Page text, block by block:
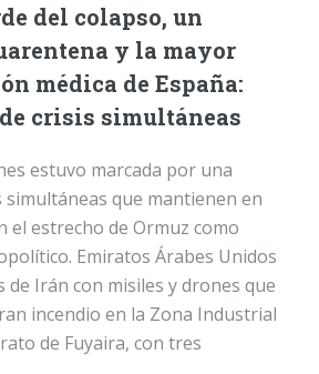
del colapso, un
y la mayor
médica de España:
crisis simultáneas
estuvo marcada por una
simultáneas que mantienen en
el estrecho de Ormuz como
Emiratos Árabes Unidos
de Irán con misiles y drones que
incendio en la Zona Industrial
de Fuyaira, con tres